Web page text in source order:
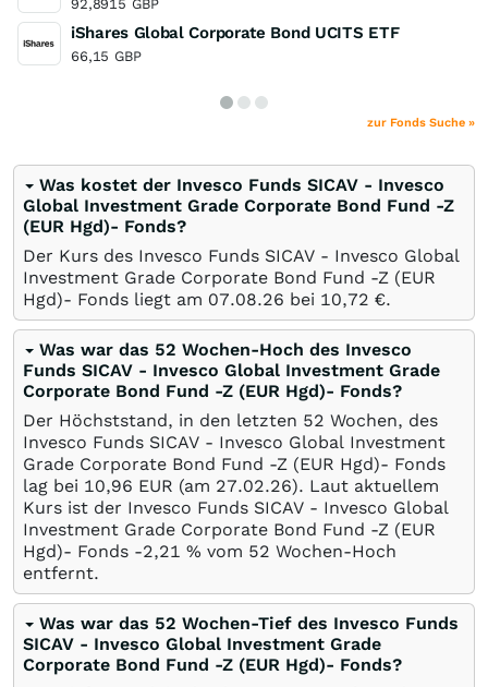
92,8915 GBP
iShares Global Corporate Bond UCITS ETF
66,15 GBP
zur Fonds Suche »
Was kostet der Invesco Funds SICAV - Invesco
Global Investment Grade Corporate Bond Fund -Z
(EUR Hgd)- Fonds?
Der Kurs des Invesco Funds SICAV - Invesco Global
Investment Grade Corporate Bond Fund -Z (EUR
Hgd)- Fonds liegt am 07.08.26 bei 10,72 €.
Was war das 52 Wochen-Hoch des Invesco
Funds SICAV - Invesco Global Investment Grade
Corporate Bond Fund -Z (EUR Hgd)- Fonds?
Der Höchststand, in den letzten 52 Wochen, des
Invesco Funds SICAV - Invesco Global Investment
Grade Corporate Bond Fund -Z (EUR Hgd)- Fonds
lag bei 10,96 EUR (am 27.02.26). Laut aktuellem
Kurs ist der Invesco Funds SICAV - Invesco Global
Investment Grade Corporate Bond Fund -Z (EUR
Hgd)- Fonds -2,21 % vom 52 Wochen-Hoch
entfernt.
Was war das 52 Wochen-Tief des Invesco Funds
SICAV - Invesco Global Investment Grade
Corporate Bond Fund -Z (EUR Hgd)- Fonds?